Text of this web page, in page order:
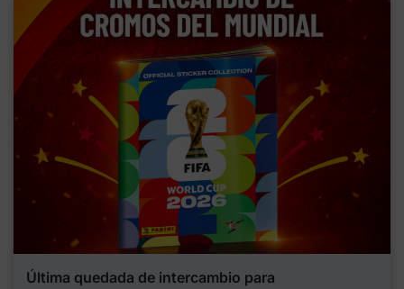
Última quedada de intercambio para